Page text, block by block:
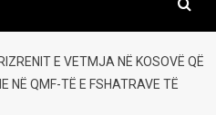
E VETMJA NË KOSOVË QË
NË QMF-TË E FSHATRAVE TË